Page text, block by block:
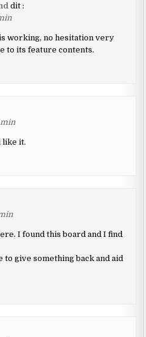
dit :
working, no hesitation very
to its feature contents.
min
like it.
I found this board and I find
to give something back and aid